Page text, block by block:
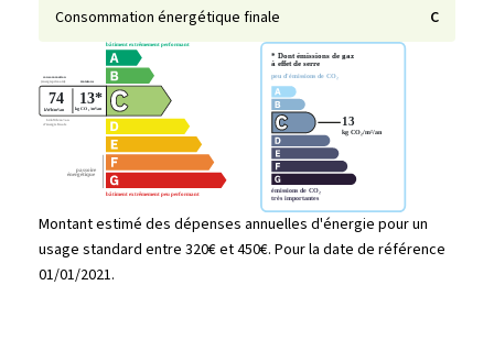
Consommation énergétique finale C
Montant estimé des dépenses annuelles d'énergie pour un
usage standard entre 320€ et 450€. Pour la date de référence
01/01/2021.